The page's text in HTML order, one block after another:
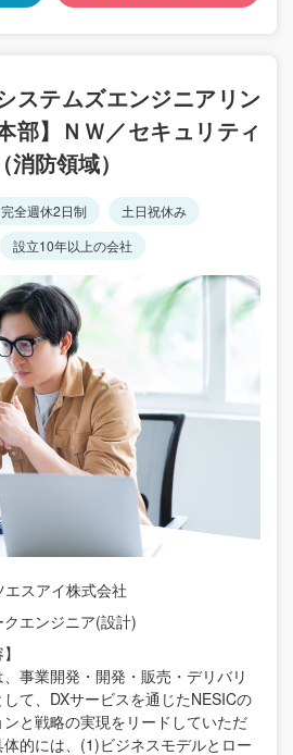
ステムズエンジニアリン
部】ＮＷ／セキュリティ
防領域）
完全週休2日制
土日祝休み
設立10年以上の会社
エスアイ株式会社
エンジニア(設計)
事業開発・開発・販売・デリバリ
て、DXサービスを通じたNESICの
と戦略の実現をリードしていただ
体的には、(1)ビジネスモデルとロー